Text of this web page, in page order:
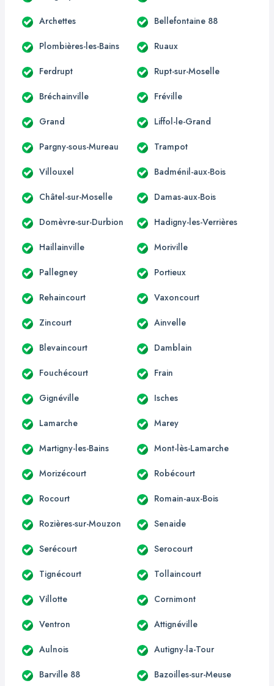
Archettes Bellefontaine 88
Plombières-les-Bains Ruaux
Ferdrupt Rupt-sur-Moselle
Bréchainville Fréville
Grand Liffol-le-Grand
Pargny-sous-Mureau Trampot
Villouxel Badménil-aux-Bois
Châtel-sur-Moselle Damas-aux-Bois
Domèvre-sur-Durbion Hadigny-les-Verrières
Haillainville Moriville
Pallegney Portieux
Rehaincourt Vaxoncourt
Zincourt Ainvelle
Blevaincourt Damblain
Fouchécourt Frain
Gignéville Isches
Lamarche Marey
Martigny-les-Bains Mont-lès-Lamarche
Morizécourt Robécourt
Rocourt Romain-aux-Bois
Rozières-sur-Mouzon Senaide
Serécourt Serocourt
Tignécourt Tollaincourt
Villotte Cornimont
Ventron Attignéville
Aulnois Autigny-la-Tour
Barville 88 Bazoilles-sur-Meuse